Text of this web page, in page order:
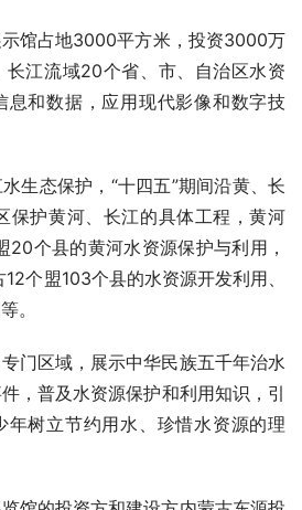
馆占地3000平方米，投资3000万
长江流域20个省、市、自治区水资
息和数据，应用现代影像和数字技
生态保护，“十四五”期间沿黄、长
保护黄河、长江的具体工程，黄河
20个县的黄河水资源保护与利用，
个盟103个县的水资源开发利用、
。
门区域，展示中华民族五千年治水
，普及水资源保护和利用知识，引
年树立节约用水、珍惜水资源的理